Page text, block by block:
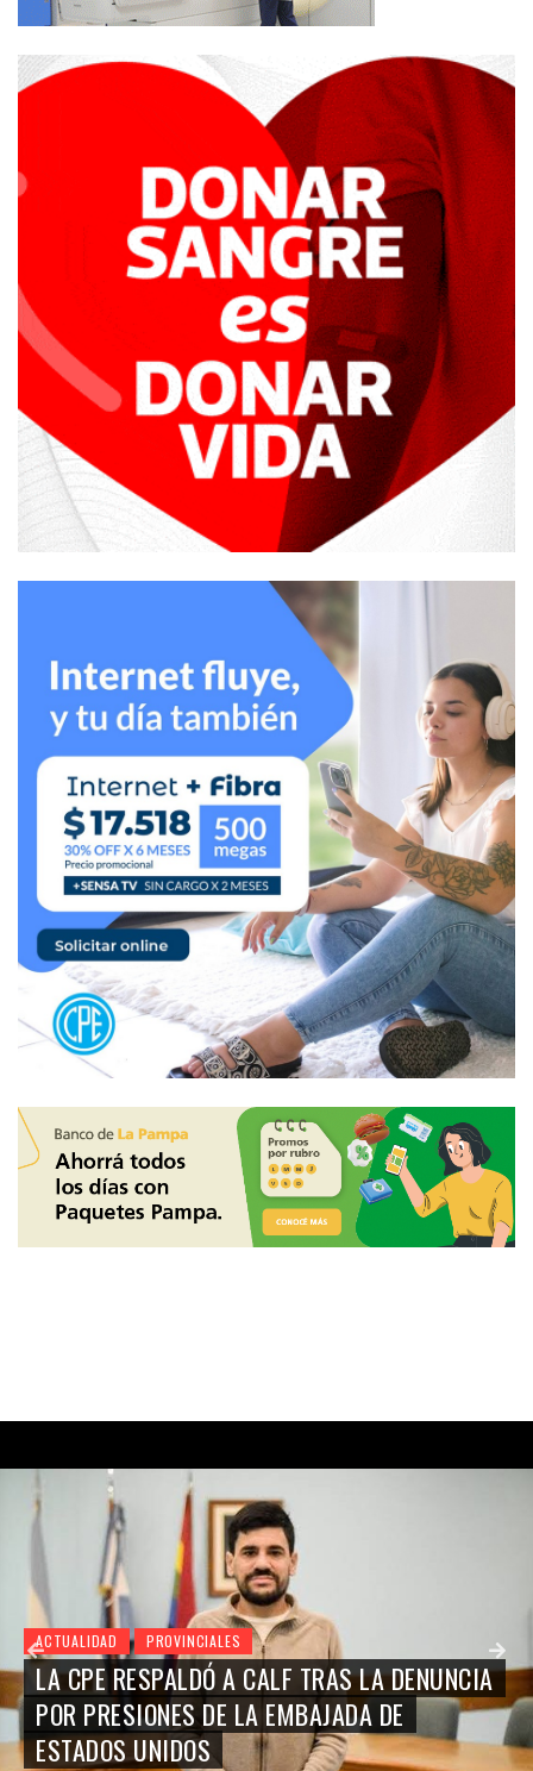
ACTUALIDAD PROVINCIALES
LA CPE RESPALDÓ A CALF TRAS LA DENUNCIA
POR PRESIONES DE LA EMBAJADA DE
ESTADOS UNIDOS